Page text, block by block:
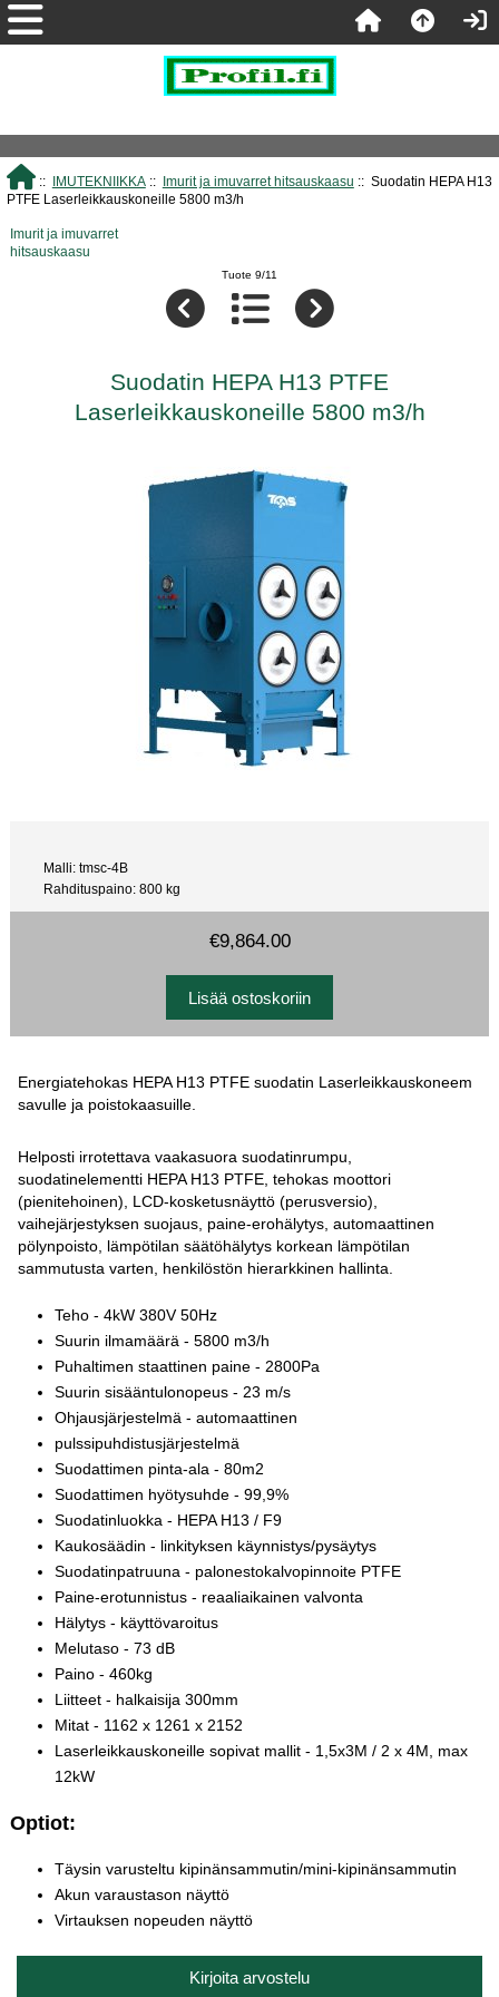
:: IMUTEKNIIKKA:: Imurit ja imuvarret hitsauskaasu :: Suodatin HEPA H13
PTFE Laserleikkauskoneille 5800 m3/h
Imurit ja imuvarret
hitsauskaasu
Tuote 9/11
Suodatin HEPA H13 PTFE
Laserleikkauskoneille 5800 m3/h
Malli: tmsc-4B
Rahdituspaino: 800 kg
€9,864.00
Energiatehokas HEPA H13 PTFE suodatin Laserleikkauskoneem
savulle ja poistokaasuille.
Helposti irrotettava vaakasuora suodatinrumpu,
suodatinelementti HEPA H13 PTFE, tehokas moottori
(pienitehoinen), LCD-kosketusnäyttö (perusversio),
vaihejärjestyksen suojaus, paine-erohälytys, automaattinen
pölynpoisto, lämpötilan säätöhälytys korkean lämpötilan
sammutusta varten, henkilöstön hierarkkinen hallinta.
Teho - 4kW 380V 50Hz
Suurin ilmamäärä - 5800 m3/h
Puhaltimen staattinen paine - 2800Pa
Suurin sisääntulonopeus - 23 m/s
Ohjausjärjestelmä - automaattinen
pulssipuhdistusjärjestelmä
Suodattimen pinta-ala - 80m2
Suodattimen hyötysuhde - 99,9%
Suodatinluokka - HEPA H13 / F9
Kaukosäädin - linkityksen käynnistys/pysäytys
Suodatinpatruuna - palonestokalvopinnoite PTFE
Paine-erotunnistus - reaaliaikainen valvonta
Hälytys - käyttövaroitus
Melutaso - 73 dB
Paino - 460kg
Liitteet - halkaisija 300mm
Mitat - 1162 x 1261 x 2152
Laserleikkauskoneille sopivat mallit - 1,5x3M / 2 x 4M, max
12kW
Optiot:
Täysin varusteltu kipinänsammutin/mini-kipinänsammutin
Akun varaustason näyttö
Virtauksen nopeuden näyttö
Kirjoita arvostelu